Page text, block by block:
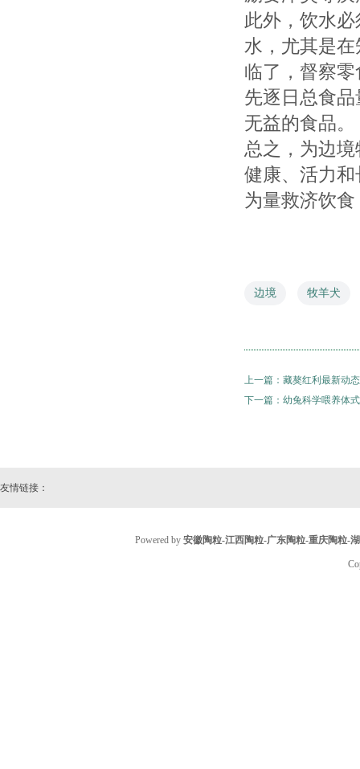
此外，饮水
水，尤其是
临了，督察
先逐日总食
无益的食品。
总之，为边
健康、活力
为量救济饮
边境 牧羊犬
上一篇： 藏獒红利最新动态
下一篇： 幼兔科学喂养体
友情链接：
Powered by 安徽陶粒-江西陶粒-广东陶粒-重庆陶粒-